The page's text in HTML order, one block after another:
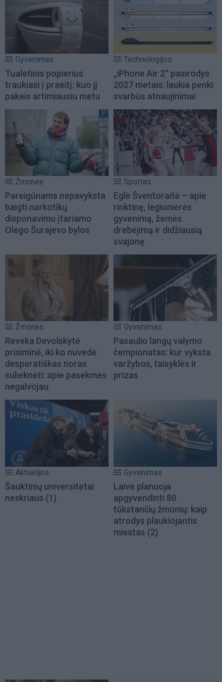
Gyvenimas
Tualetinis popierius
traukiasi į praeitį: kuo jį
pakeis artimiausiu metu
Technologijos
„iPhone Air 2“ pasirodys
2027 metais: laukia penki
svarbūs atnaujinimai
Žmonės
Pareigūnams nepavyksta
baigti narkotikų
disponavimu įtariamo
Olego Šurajevo bylos
Sportas
Eglė Šventoraitė – apie
rinktinę, legionierės
gyvenimą, žemės
drebėjimą ir didžiausią
svajonę
Žmonės
Reveka Devolskytė
prisiminė, iki ko nuvedė
desperatiškas noras
sulieknėti: apie pasekmes
negalvojau
Gyvenimas
Pasaulio langų valymo
čempionatas: kur vyksta
varžybos, taisyklės ir
prizas
Aktualijos
Šauktinių universitetai
neskriaus (1)
Gyvenimas
Laive planuoja
apgyvendinti 80
tūkstančių žmonių: kaip
atrodys plaukiojantis
miestas (2)